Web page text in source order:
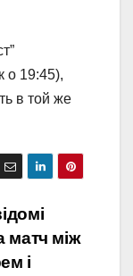
о 19:45),
в той же
матч між
і